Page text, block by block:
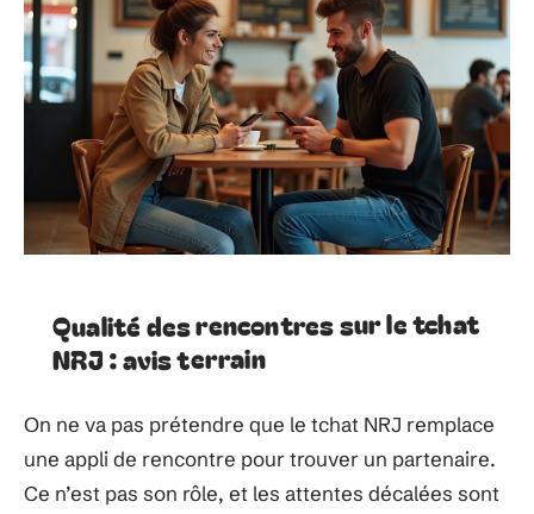
Qualité des rencontres sur le tchat
NRJ : avis terrain
On ne va pas prétendre que le tchat NRJ remplace
une appli de rencontre pour trouver un partenaire.
Ce n’est pas son rôle, et les attentes décalées sont